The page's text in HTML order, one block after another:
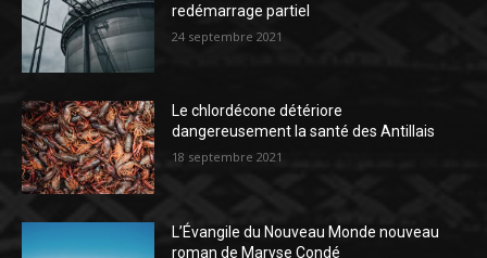
redémarrage partiel
24 septembre 2021
Le chlordécone détériore
dangereusement la santé des Antillais
18 septembre 2021
L’Évangile du Nouveau Monde nouveau
roman de Maryse Condé